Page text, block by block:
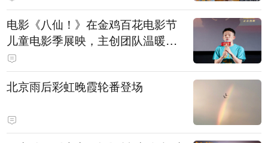
电影《八仙！》在金鸡百花电影节
儿童电影季展映，主创团队温暖寄
语小观众
北京雨后彩虹晚霞轮番登场